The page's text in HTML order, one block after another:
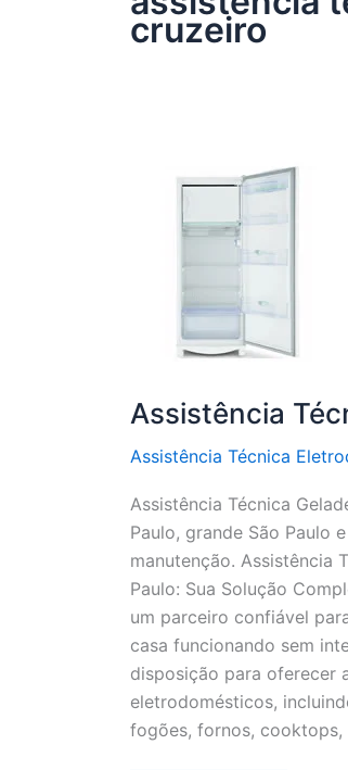
cruzeiro
Assistência
Assistência Técnica
Assistência Técnica
Paulo, grande São Paulo
manutenção. Assistência
Paulo: Sua Solução
um parceiro confiável
casa funcionando sem
disposição para oferecer
eletrodomésticos,
fogões, fornos,